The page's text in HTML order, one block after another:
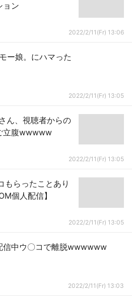
ョン
2022/2/11(Fr) 13:06
ー娘。にハマった
2022/2/11(Fr) 13:05
ん、視聴者からの
立腹wwwww
2022/2/11(Fr) 13:05
もらったことあり
個人配信】
2022/2/11(Fr) 13:05
信中ウ〇コで離脱wwwwww
2022/2/11(Fr) 13:03